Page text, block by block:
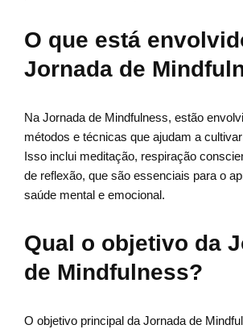
O que está
Jornada de
Na Jornada de Mindfulness, estão
métodos e técnicas que ajudam a
Isso inclui meditação, respiração
de reflexão, que são essenciais para o
saúde mental e emocional.
Qual o objetivo da
de Mindfulness?
O objetivo principal da Jornada de